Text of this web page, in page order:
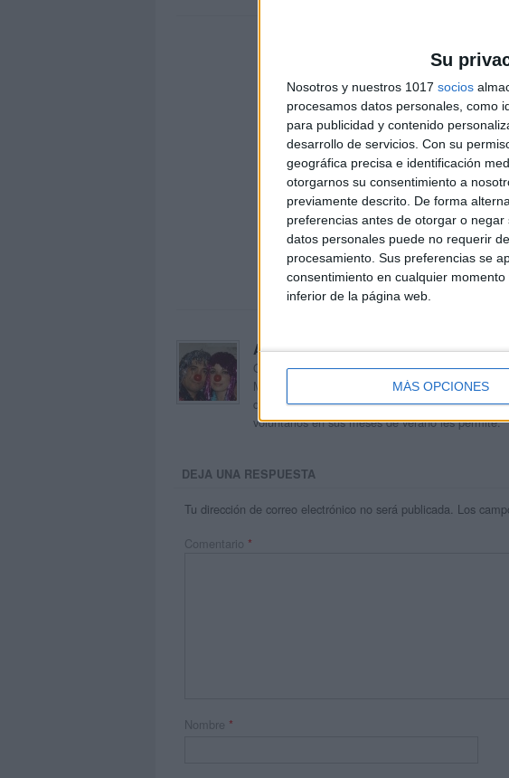
Su
Nosotros y nuestros 1017 socios
procesamos datos personales, como
para publicidad y contenido
desarrollo de servicios. Con su
geográfica precisa e identificación
otorgarnos su consentimiento a
previamente descrito. De forma
preferencias antes de otorgar o negar
datos personales puede no requerir
procesamiento. Sus preferencias se
consentimiento en cualquier
inferior de la página web.
MÁS OPCIONES
Acerca de orientacionandujar
Orientación Andújar no es solo un blog, es la
Maribel, que además de ser pareja, son los
dentro del blog y en el cual, vuelcan la mayor
voluntarios en sus meses de verano les permite.
DEJA UNA RESPUESTA
Tu dirección de correo electrónico no será publicada. Los
Comentario *
Nombre *